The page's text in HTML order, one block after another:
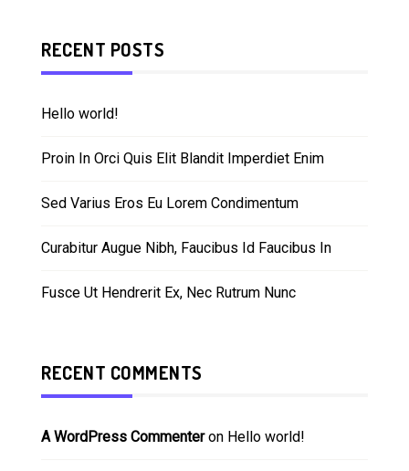
RECENT POSTS
Hello world!
Proin In Orci Quis Elit Blandit Imperdiet Enim
Sed Varius Eros Eu Lorem Condimentum
Curabitur Augue Nibh, Faucibus Id Faucibus In
Fusce Ut Hendrerit Ex, Nec Rutrum Nunc
RECENT COMMENTS
A WordPress Commenteron Hello world!